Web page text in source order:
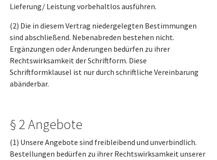
Lieferung/ Leistung vorbehaltlos ausführen.
(2) Die in diesem Vertrag niedergelegten Bestimmungen
sind abschließend. Nebenabreden bestehen nicht.
Ergänzungen oder Änderungen bedürfen zu ihrer
Rechtswirksamkeit der Schriftform. Diese
Schriftformklausel ist nur durch schriftliche Vereinbarung
abänderbar.
§ 2 Angebote
(1) Unsere Angebote sind freibleibend und unverbindlich.
Bestellungen bedürfen zu ihrer Rechtswirksamkeit unserer